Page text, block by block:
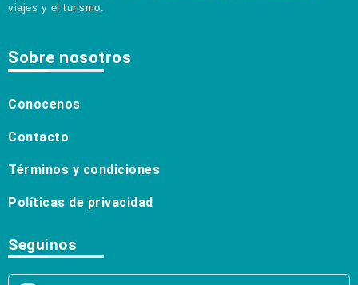
viajes y el turismo.
Sobre nosotros
Conocenos
Contacto
Términos y condiciones
Políticas de privacidad
Seguinos